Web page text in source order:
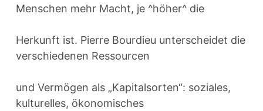
Menschen mehr Macht, je ^höher^ die
Herkunft ist. Pierre Bourdieu unterscheidet die
verschiedenen Ressourcen
und Vermögen als „Kapitalsorten“: soziales,
kulturelles, ökonomisches